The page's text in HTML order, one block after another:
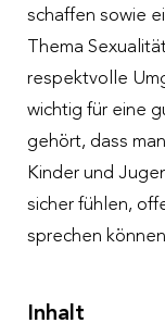
schaffen sowie
Thema
respektvolle
wichtig für eine
gehört, dass
Kinder und
sicher fühlen,
sprechen
Inhalt